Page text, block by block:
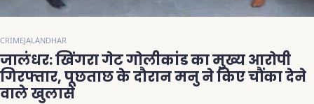
CRIMEJALANDHAR
जालंधर: खिंगरा गेट गोलीकांड का मुख्य आरोपी
गिरफ्तार, पूछताछ के दौरान मनु ने किए चौंका देने
वाले खुलासे